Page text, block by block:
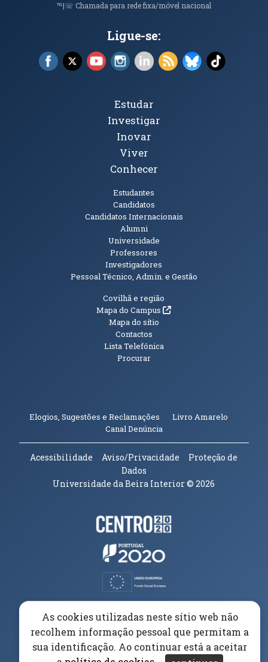
℡|☏ Chamada para rede fixa/móvel nacional
Ligue-se:
Facebook (abre em nova janela)
X (abre em nova janela)
YouTube (abre em nova janela)
Instagram (abre em nova janela)
LinkedIn (abre em nova
RSS (abre em nova
Bluesky (abre
TikTok
Tópicos Principais
Estudar
Investigar
Inovar
Viver
Conhecer
Estudantes
Candidatos
Candidatos Internacionais
Alumni
Universidade
Professores
Investigadores
Pessoal Técnico, Admin. e Gestão
Informações Adicionais
Covilhã e região
Mapa do Campus(abre em nova janela)
Mapa do sítio
Contactos
Lista Telefónica
Procurar
Elogios, Sugestões e Reclamações Livro Amarelo
Canal Denúncia(abre em nova janela)
Acessibilidade Aviso/Privacidade
Proteção de
Dados
Universidade da Beira Interior© 2026
Parceiros e Financiadores
(abre em nova janela)
As cookies utilizadas neste sítio web não
recolhem informação pessoal que permitam a
sua identificação. Ao continuar está a aceitar